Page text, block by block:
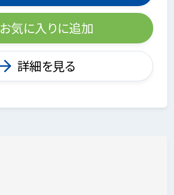
お気に入りに追加
詳細を見る